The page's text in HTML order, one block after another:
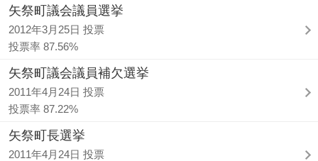
矢祭町議会議員選挙
2012年3月25日 投票
投票率 87.56%
矢祭町議会議員補欠選挙
2011年4月24日 投票
投票率 87.22%
矢祭町長選挙
2011年4月24日 投票